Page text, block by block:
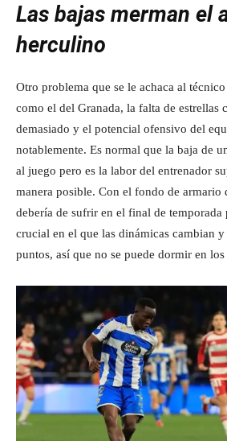
Las bajas merman el
herculino
Otro problema que se le achaca al
como el del Granada, la falta de estrellas
demasiado y el potencial ofensivo del
notablemente. Es normal que la baja de
al juego pero es la labor del entrenador
manera posible. Con el fondo de armario
debería de sufrir en el final de temporada
crucial en el que las dinámicas cambian
puntos, así que no se puede dormir en los